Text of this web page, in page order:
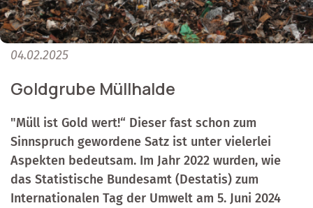
04.02.2025
Goldgrube Müllhalde
"Müll ist Gold wert!“ Dieser fast schon zum
Sinnspruch gewordene Satz ist unter vielerlei
Aspekten bedeutsam. Im Jahr 2022 wurden, wie
das Statistische Bundesamt (Destatis) zum
Internationalen Tag der Umwelt am 5. Juni 2024